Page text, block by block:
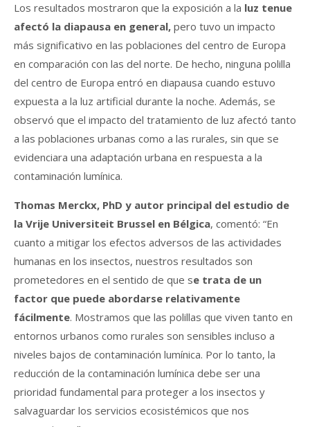
Los resultados mostraron que la exposición a la luz tenue
afectó la diapausa en general, pero tuvo un impacto
más significativo en las poblaciones del centro de Europa
en comparación con las del norte. De hecho, ninguna polilla
del centro de Europa entró en diapausa cuando estuvo
expuesta a la luz artificial durante la noche. Además, se
observó que el impacto del tratamiento de luz afectó tanto
a las poblaciones urbanas como a las rurales, sin que se
evidenciara una adaptación urbana en respuesta a la
contaminación lumínica.
Thomas Merckx, PhD y autor principal del estudio de
la Vrije Universiteit Brussel en Bélgica, comentó: “En
cuanto a mitigar los efectos adversos de las actividades
humanas en los insectos, nuestros resultados son
prometedores en el sentido de que se trata de un
factor que puede abordarse relativamente
fácilmente. Mostramos que las polillas que viven tanto en
entornos urbanos como rurales son sensibles incluso a
niveles bajos de contaminación lumínica. Por lo tanto, la
reducción de la contaminación lumínica debe ser una
prioridad fundamental para proteger a los insectos y
salvaguardar los servicios ecosistémicos que nos